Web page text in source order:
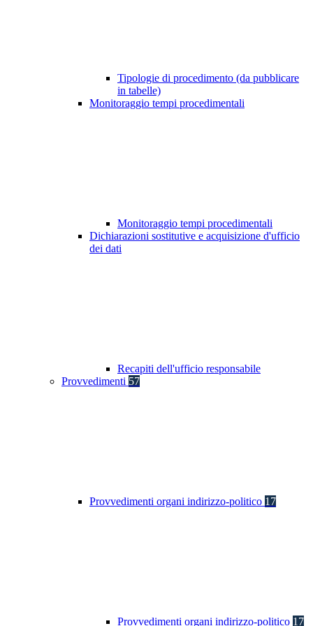
Tipologie di procedimento (da pubblicare
in tabelle)
Monitoraggio tempi procedimentali
Monitoraggio tempi procedimentali
Dichiarazioni sostitutive e acquisizione d'ufficio
dei dati
Recapiti dell'ufficio responsabile
Provvedimenti 57
Provvedimenti organi indirizzo-politico 17
Provvedimenti organi indirizzo-politico 17